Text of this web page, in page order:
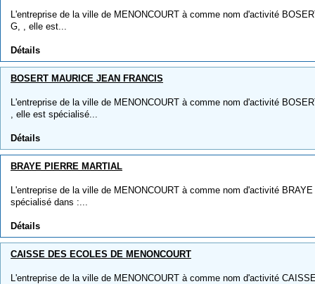
L'entreprise de la ville de MENONCOURT à comme nom d'activité
G, , elle est...
Détails
BOSERT MAURICE JEAN FRANCIS
L'entreprise de la ville de MENONCOURT à comme nom d'activité
, elle est spécialisé...
Détails
BRAYE PIERRE MARTIAL
L'entreprise de la ville de MENONCOURT à comme nom d'activité
spécialisé dans :...
Détails
CAISSE DES ECOLES DE MENONCOURT
L'entreprise de la ville de MENONCOURT à comme nom d'activité